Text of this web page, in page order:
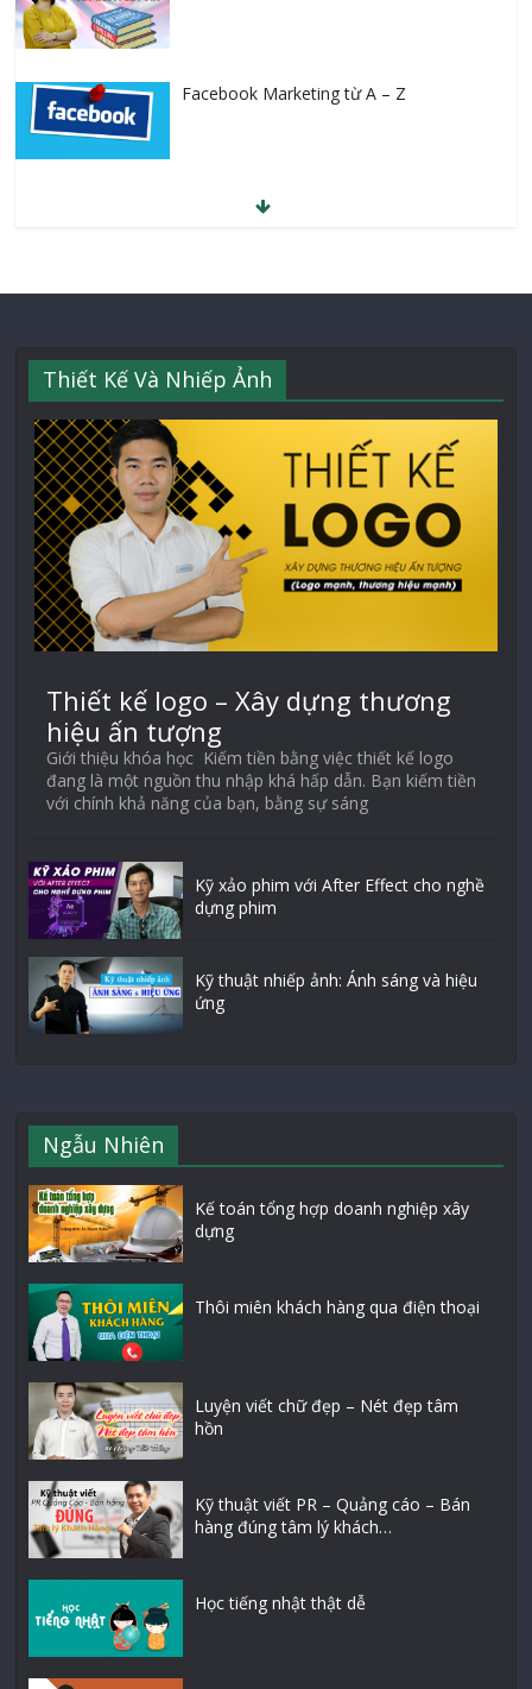
Thiết Kế Và Nhiếp Ảnh
Thiết kế logo – Xây dựng thương
hiệu ấn tượng
Giới thiệu khóa học Kiếm tiền bằng việc thiết kế logo
đang là một nguồn thu nhập khá hấp dẫn. Bạn kiếm tiền
với chính khả năng của bạn, bằng sự sáng
Kỹ xảo phim với After Effect cho nghề
dựng phim
Kỹ thuật nhiếp ảnh: Ánh sáng và hiệu
ứng
Ngẫu Nhiên
Kế toán tổng hợp doanh nghiệp xây
dựng
Thôi miên khách hàng qua điện thoại
Luyện viết chữ đẹp – Nét đẹp tâm
hồn
Kỹ thuật viết PR – Quảng cáo – Bán
hàng đúng tâm lý khách…
Học tiếng nhật thật dễ